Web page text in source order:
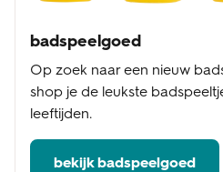
badspeelgoed
Op zoek naar een nieuw
shop je de leukste
leeftijden.
bekijk badspeelgoed